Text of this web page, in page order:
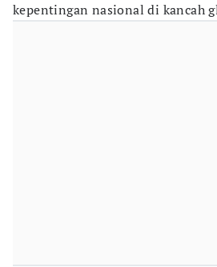
kepentingan nasional di kancah